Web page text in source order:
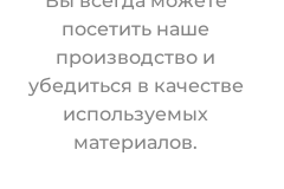
посетить наше
производство и
убедиться в качестве
используемых
материалов.